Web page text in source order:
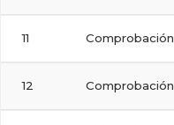
11 Comprobación
12 Comprobación